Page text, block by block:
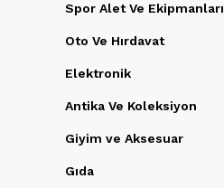
Spor Alet Ve Ekipmanları
Oto Ve Hırdavat
Elektronik
Antika Ve Koleksiyon
Giyim ve Aksesuar
Gıda